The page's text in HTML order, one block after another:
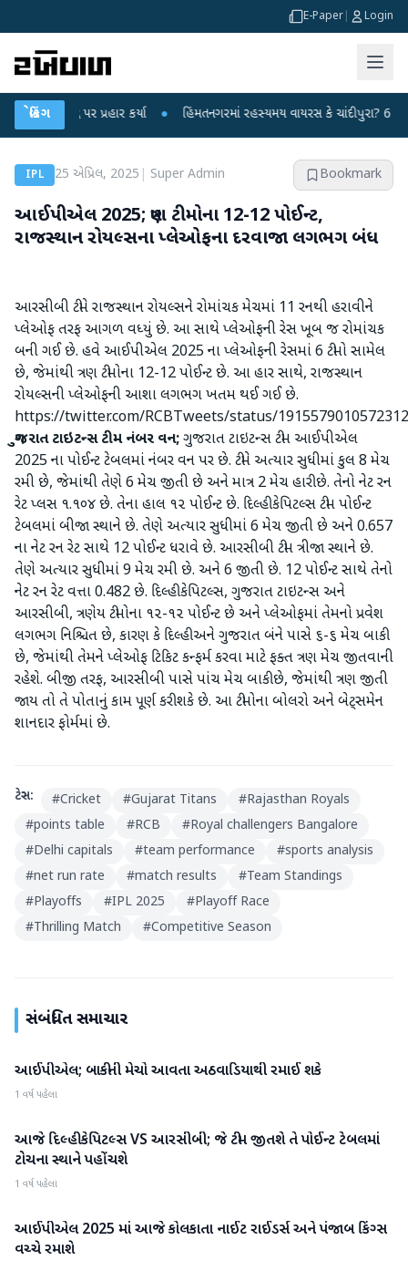
E-Paper Login
બ્રેકિંગ
કેન્દ્ર પર પ્રહાર કર્યા ● હિંમતનગરમાં રહસ્યમય વાયરસ કે ચાંદીપુરા? 6 બાળકોના
IPL 25 એપ્રિલ, 2025 Super Admin Bookmark
આઈપીએલ 2025; ત્રણ ટીમોના 12-12 પોઈન્ટ,
રાજસ્થાન રોયલ્સના પ્લેઓફના દરવાજા લગભગ બંધ
આરસીબી ટીમે રાજસ્થાન રોયલ્સને રોમાંચક મેચમાં 11 રનથી હરાવીને
પ્લેઓફ તરફ આગળ વધ્યું છે. આ સાથે પ્લેઓફની રેસ ખૂબ જ રોમાંચક
બની ગઈ છે. હવે આઈપીએલ 2025 ના પ્લેઓફની રેસમાં 6 ટીમો સામેલ
છે, જેમાંથી ત્રણ ટીમોના 12-12 પોઈન્ટ છે. આ હાર સાથે, રાજસ્થાન
રોયલ્સની પ્લેઓફની આશા લગભગ ખતમ થઈ ગઈ છે.
https://twitter.com/RCBTweets/status/
ગુજરાત ટાઇટન્સ ટીમ નંબર વન;ગુજરાત ટાઇટન્સ ટીમ આઈપીએલ
2025 ના પોઈન્ટ ટેબલમાં નંબર વન પર છે. ટીમે અત્યાર સુધીમાં કુલ 8 મેચ
રમી છે, જેમાંથી તેણે 6 મેચ જીતી છે અને માત્ર 2 મેચ હારી છે. તેનો નેટ રન
રેટ પ્લસ ૧.૧૦૪ છે. તેના હાલ ૧૨ પોઈન્ટ છે. દિલ્હી કેપિટલ્સ ટીમ પોઈન્ટ
ટેબલમાં બીજા સ્થાને છે. તેણે અત્યાર સુધીમાં 6 મેચ જીતી છે અને 0.657
ના નેટ રન રેટ સાથે 12 પોઈન્ટ ધરાવે છે. આરસીબી ટીમ ત્રીજા સ્થાને છે.
તેણે અત્યાર સુધીમાં 9 મેચ રમી છે. અને 6 જીતી છે. 12 પોઈન્ટ સાથે તેનો
નેટ રન રેટ વત્તા 0.482 છે. દિલ્હી કેપિટલ્સ, ગુજરાત ટાઇટન્સ અને
આરસીબી, ત્રણેય ટીમોના ૧૨-૧૨ પોઈન્ટ છે અને પ્લેઓફમાં તેમનો પ્રવેશ
લગભગ નિશ્ચિત છે, કારણ કે દિલ્હી અને ગુજરાત બંને પાસે ૬-૬ મેચ બાકી
છે, જેમાંથી તેમને પ્લેઓફ ટિકિટ કન્ફર્મ કરવા માટે ફક્ત ત્રણ મેચ જીતવાની
રહેશે. બીજી તરફ, આરસીબી પાસે પાંચ મેચ બાકી છે, જેમાંથી ત્રણ જીતી
જાય તો તે પોતાનું કામ પૂર્ણ કરી શકે છે. આ ટીમોના બોલરો અને બેટ્સમેન
શાનદાર ફોર્મમાં છે.
ટેગ્સ: #Cricket #Gujarat Titans #Rajasthan Royals
#points table #RCB #Royal challengers Bangalore
#Delhi capitals #team performance #sports analysis
#net run rate #match results #Team Standings
#Playoffs #IPL 2025 #Playoff Race
#Thrilling Match #Competitive Season
સંબંધિત સમાચાર
IPL
આઈપીએલ; બાકીની મેચો આવતા અઠવાડિયાથી રમાઈ શકે
1 વર્ષ પહેલા
IPL
આજે દિલ્હી કેપિટલ્સ VS આરસીબી; જે ટીમ જીતશે તે પોઈન્ટ ટેબલમાં
ટોચના સ્થાને પહોંચશે
1 વર્ષ પહેલા
IPL
આઈપીએલ 2025 માં આજે કોલકાતા નાઈટ રાઈડર્સ અને પંજાબ કિંગ્સ
વચ્ચે રમાશે